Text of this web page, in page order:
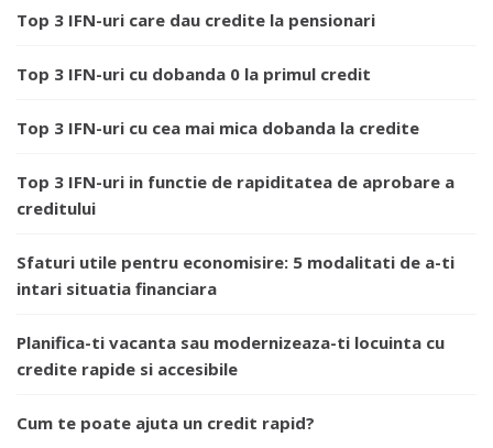
Top 3 IFN-uri care dau credite la pensionari
Top 3 IFN-uri cu dobanda 0 la primul credit
Top 3 IFN-uri cu cea mai mica dobanda la credite
Top 3 IFN-uri in functie de rapiditatea de aprobare a
creditului
Sfaturi utile pentru economisire: 5 modalitati de a-ti
intari situatia financiara
Planifica-ti vacanta sau modernizeaza-ti locuinta cu
credite rapide si accesibile
Cum te poate ajuta un credit rapid?